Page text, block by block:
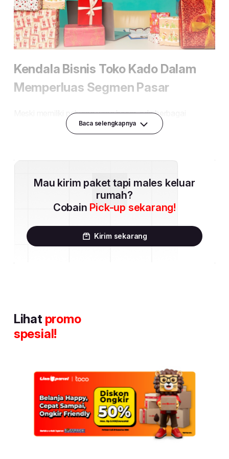
Baca selengkapnya
Mau kirim paket tapi males keluar
rumah?
Cobain Pick-up sekarang!
Kirim sekarang
Lihat promo
spesial!